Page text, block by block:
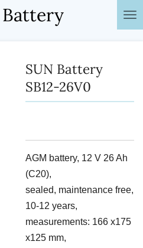
SUN Battery
SB12-26V0
AGM battery, 12 V 26 Ah
(C20),
sealed, maintenance free,
10-12 years,
measurements: 166 x175
x125 mm,